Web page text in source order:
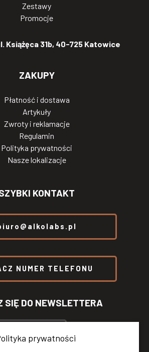
Zestawy
Promocje
Książęca 31b, 40-725 Katowice
ZAKUPY
Płatność i dostawa
Artykuły
Zwroty i reklamacje
Regulamin
Polityka prywatności
Nasze lokalizacje
KONTAKT
NUMER TELEFONU
SIĘ DO NEWSLETTERA
prywatności